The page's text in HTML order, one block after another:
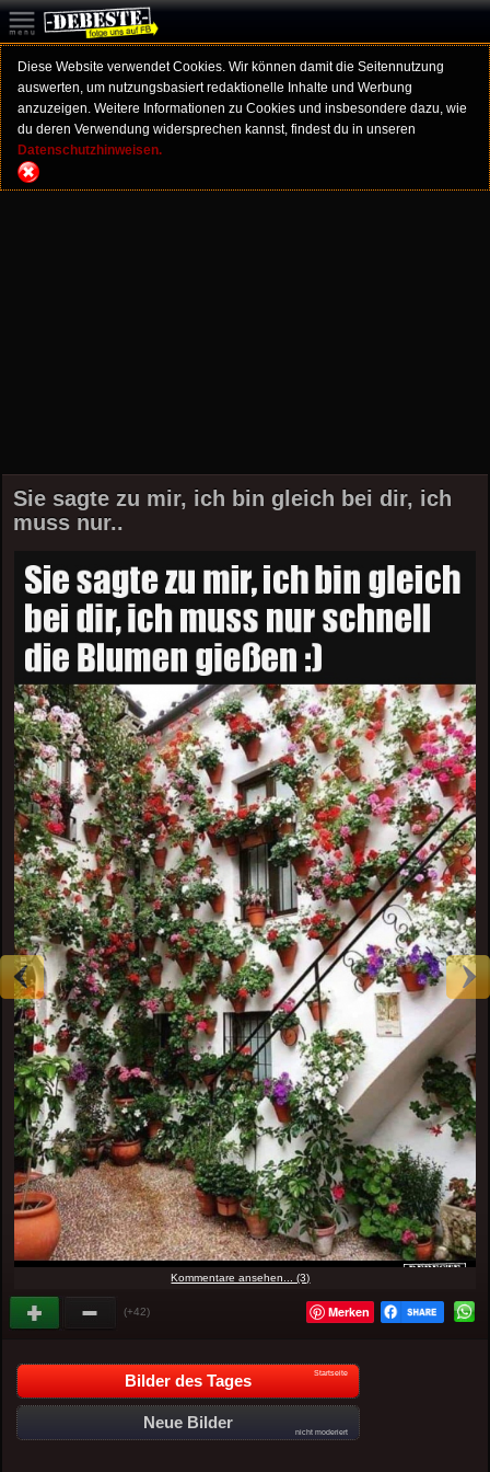
Diese Website verwendet Cookies. Wir können damit die Seitennutzung
auswerten, um nutzungsbasiert redaktionelle Inhalte und Werbung
anzuzeigen. Weitere Informationen zu Cookies und insbesondere dazu, wie
du deren Verwendung widersprechen kannst, findest du in unseren
Datenschutzhinweisen.
Sie sagte zu mir, ich bin gleich bei dir, ich
muss nur..
Kommentare ansehen... (3)
(+42) Merken
Bilder des Tages Startseite
Neue Bilder
nicht moderiert